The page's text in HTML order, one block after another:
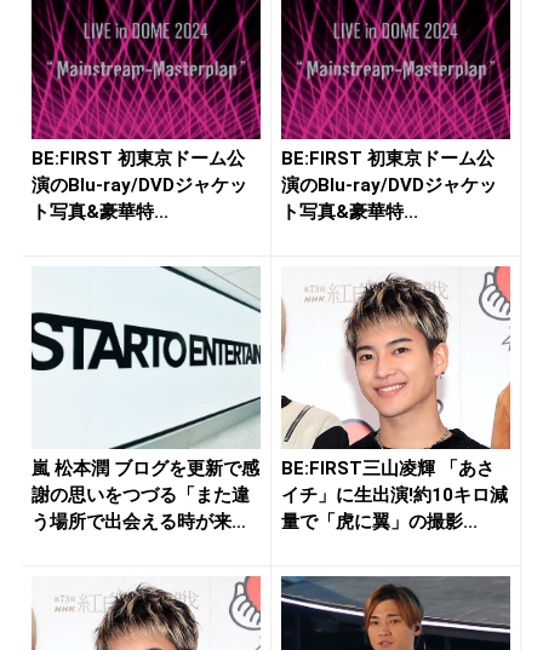
BE:FIRST 初東京ドーム公
演のBlu-ray/DVDジャケッ
ト写真&豪華特...
BE:FIRST 初東京ドーム公
演のBlu-ray/DVDジャケッ
ト写真&豪華特...
嵐 松本潤 ブログを更新で感
謝の思いをつづる「また違
う場所で出会える時が来る
BE:FIRST三山凌輝 「あさ
イチ」に生出演!約10キロ減
量で「虎に翼」の撮影...